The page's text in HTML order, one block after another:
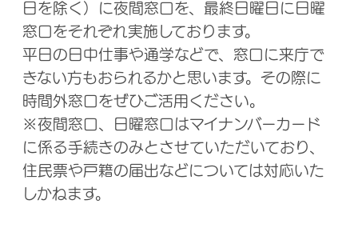
日を除く）に夜間窓口を、最終日曜日に日曜
窓口をそれぞれ実施しております。
平日の日中仕事や通学などで、窓口に来庁で
きない方もおられるかと思います。その際に
時間外窓口をぜひご活用ください。
※夜間窓口、日曜窓口はマイナンバーカード
に係る手続きのみとさせていただいており、
住民票や戸籍の届出などについては対応いた
しかねます。